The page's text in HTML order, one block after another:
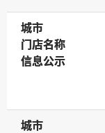
城市
城市
门店名称
门店名称
信息公示
信息公示
城市
城市